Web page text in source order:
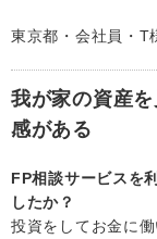
東京都・会社員・
我が家の資産
感がある
FP相談サービスを
したか？
投資をしてお金に